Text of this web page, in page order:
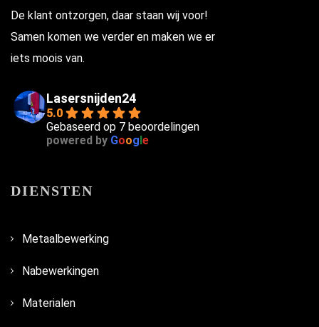
De klant ontzorgen, daar staan wij voor!
Samen komen we verder en maken we er
iets moois van.
Lasersnijden24
5.0
Gebaseerd op 7 beoordelingen
powered by Goog e
DIENSTEN
Metaalbewerking
Nabewerkingen
Materialen